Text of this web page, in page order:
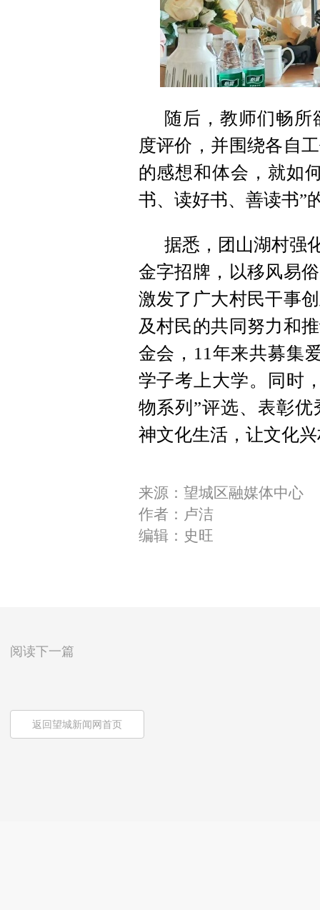
随后，教师们畅
度评价，并围绕各自
的感想和体会，就如
书、读好书、善读书”
据悉，团山湖村强
金字招牌，以移风易
激发了广大村民干事
及村民的共同努力和
金会，11年来共募集
学子考上大学。同时
物系列”评选、表彰
神文化生活，让文化
来源：望城区融媒体中心
作者：卢洁
编辑：史旺
阅读下一篇
返回望城新闻网首页